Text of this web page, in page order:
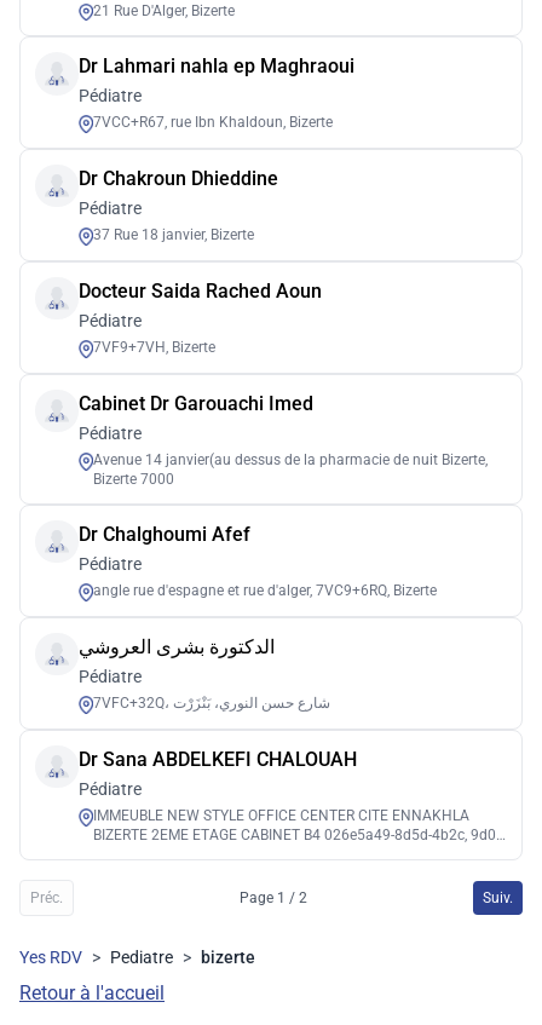
21 Rue D'Alger, Bizerte
Dr Lahmari nahla ep Maghraoui
Pédiatre
7VCC+R67, rue Ibn Khaldoun, Bizerte
Dr Chakroun Dhieddine
Pédiatre
37 Rue 18 janvier, Bizerte
Docteur Saida Rached Aoun
Pédiatre
7VF9+7VH, Bizerte
Cabinet Dr Garouachi Imed
Pédiatre
Avenue 14 janvier(au dessus de la pharmacie de nuit Bizerte,
Bizerte 7000
Dr Chalghoumi Afef
Pédiatre
angle rue d'espagne et rue d'alger, 7VC9+6RQ, Bizerte
الدكتورة بشرى العروشي
Pédiatre
Dr Sana ABDELKEFI CHALOUAH
Pédiatre
IMMEUBLE NEW STYLE OFFICE CENTER CITE ENNAKHLA
BIZERTE 2EME ETAGE CABINET B4 026e5a49-8d5d-4b2c, 9d05
Préc. Page 1 / 2 Suiv.
Yes RDV > Pediatre > bizerte
Retour à l'accueil